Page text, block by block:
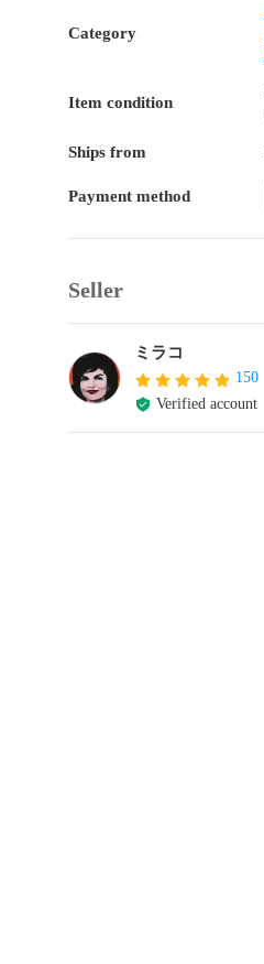
Category
Item condition
Ships from
Payment method
Seller
ミラコ
150
Verified account